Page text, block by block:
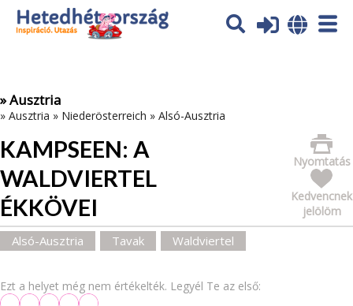
Az oldal sütiket (cookies) használ. További tájékoztatás itt:
Adatvédelmi tájékoztató
» Ausztria
» Ausztria » Niederösterreich » Alsó-Ausztria
KAMPSEEN: A
WALDVIERTEL
ÉKKÖVEI
Nyomtatás
Kedvencnek
jelölöm
Alsó-Ausztria Tavak Waldviertel
Ezt a helyet még nem értékelték. Legyél Te az első: